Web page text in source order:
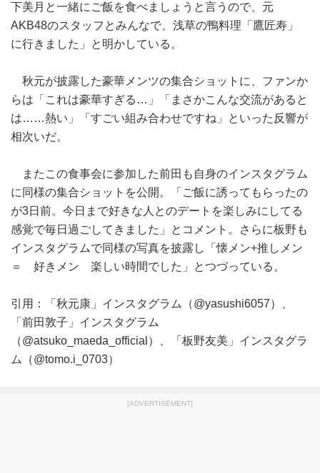
下美月と一緒にご飯を食べましょうと言うので、元
AKB48のスタッフとみんなで、浅草の鴨料理「鷹匠寿」
に行きました」と明かしている。
秋元が披露した豪華メンツの集合ショットに、ファンか
らは「これは豪華すぎる…」「まさかこんな交流があると
は……熱い」「すごい組み合わせですね」といった反響が
相次いだ。
またこの食事会に参加した前田も自身のインスタグラム
に同様の集合ショットを公開。「ご飯に誘ってもらったの
が3日前。今日まで好きな人とのデートを楽しみにしてる
感覚で毎日過ごしてきました」とコメント。さらに板野も
インスタグラムで同様の写真を披露し「懐メン+推しメン
＝ 好きメン 楽しい時間でした」とつづっている。
引用：「秋元康」インスタグラム（@yasushi6057）、
「前田敦子」インスタグラム
（@atsuko_maeda_official）、「板野友美」インスタグラ
ム（@tomo.i_0703）
[ADVERTISEMENT]